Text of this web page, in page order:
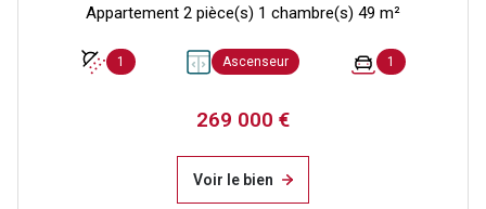
Appartement 2 pièce(s) 1 chambre(s) 49 m²
1 Ascenseur 1
269 000 €
Voir le bien